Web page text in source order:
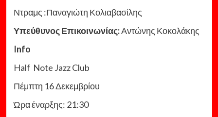
Ντραμς :Παναγιώτη Κολιαβασίλης
Υπεύθυνος Επικοινωνίας:Αντώνης Κοκολάκης
Info
Half Note Jazz Club
Πέμπτη 16 Δεκεμβρίου
Ώρα έναρξης: 21:30